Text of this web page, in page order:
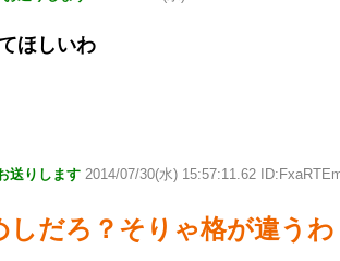
ほしいわ
送りします 2014/07/30(水) 15:57:11.62
しだろ？そりゃ格が違うわ